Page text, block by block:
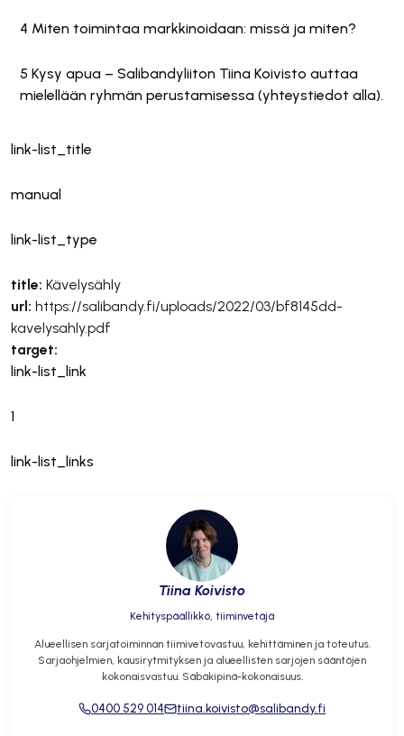
4 Miten toimintaa markkinoidaan: missä ja miten?
5 Kysy apua – Salibandyliiton Tiina Koivisto auttaa
mielellään ryhmän perustamisessa (yhteystiedot alla).
link-list_title
manual
link-list_type
title: Kävelysähly
url: https://salibandy.fi/uploads/2022/03/bf8145dd-
kavelysahly.pdf
target:
link-list_link
1
link-list_links
Tiina Koivisto
Kehityspäällikkö, tiiminvetäjä
Alueellisen sarjatoiminnan tiimivetovastuu, kehittäminen ja toteutus.
Sarjaohjelmien, kausirytmityksen ja alueellisten sarjojen sääntöjen
kokonaisvastuu. Säbäkipinä-kokonaisuus.
0400 529 014 tiina.koivisto@salibandy.fi